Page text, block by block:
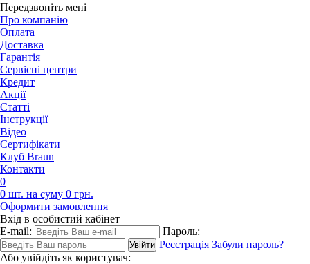
Передзвоніть мені
Про компанію
Оплата
Доставка
Гарантія
Сервісні центри
Кредит
Акції
Статті
Iнструкції
Відео
Сертифікати
Клуб Braun
Контакти
0
0 шт. на суму 0 грн.
Оформити замовлення
Вхід в особистий кабінет
E-mail:
Пароль:
Реєстрація Забули пароль?
Або увійдіть як користувач: